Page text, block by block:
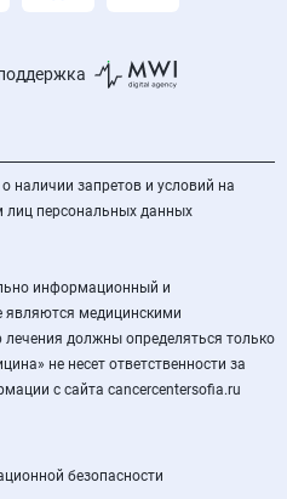
наличии запретов и условий на
лиц персональных данных
информационный и
являются медицинскими
должны определяться только
не несет ответственности за
с сайта cancercentersofia.ru
безопасности